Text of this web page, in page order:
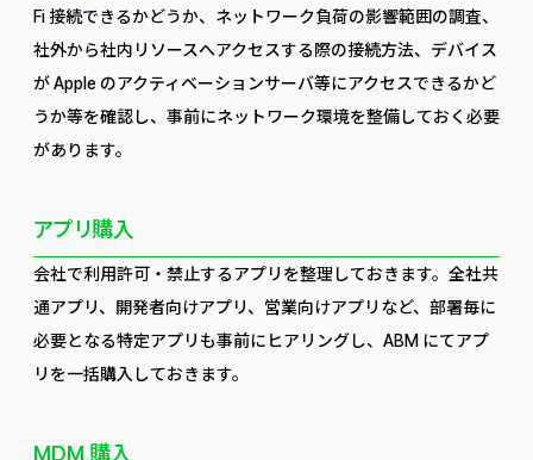
Fi 接続できるかどうか、ネットワーク負荷の影響範囲の調査、
社外から社内リソースへアクセスする際の接続方法、デバイス
が Apple のアクティベーションサーバ等にアクセスできるかど
うか等を確認し、事前にネットワーク環境を整備しておく必要
があります。
アプリ購入
会社で利用許可・禁止するアプリを整理しておきます。全社共
通アプリ、開発者向けアプリ、営業向けアプリなど、部署毎に
必要となる特定アプリも事前にヒアリングし、ABM にてアプ
リを一括購入しておきます。
MDM 購入